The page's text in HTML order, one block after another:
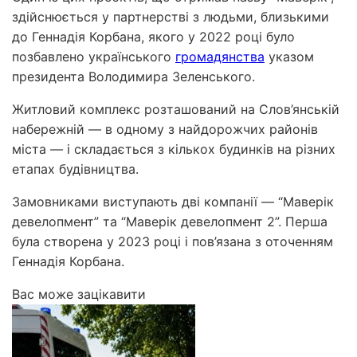
здійснюється у партнерстві з людьми, близькими
до Геннадія Корбана, якого у 2022 році було
позбавлено українського громадянства указом
президента Володимира Зеленського.
Житловий комплекс розташований на Слов’янській
набережній — в одному з найдорожчих районів
міста — і складається з кількох будинків на різних
етапах будівництва.
Замовниками виступають дві компанії — “Маверік
девелопмент” та “Маверік девелопмент 2”. Перша
була створена у 2023 році і пов’язана з оточенням
Геннадія Корбана.
Вас може зацікавити